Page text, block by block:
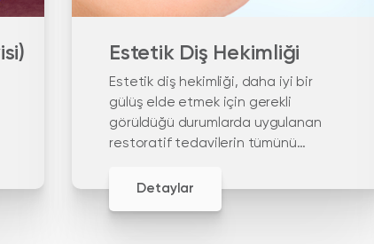
Estetik Diş Hekimliği
Estetik diş hekimliği, daha iyi bir
gülüş elde etmek için gerekli
görüldüğü durumlarda uygulanan
restoratif tedavilerin tümünü
Detaylar